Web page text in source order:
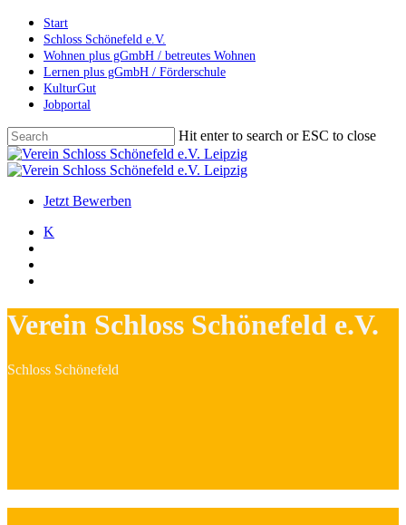
Skip
main
content
Start
Schloss Schönefeld e.V.
Wohnen plus gGmbH / betreutes Wohnen
Lernen plus gGmbH / Förderschule
KulturGut
Jobportal
Hit enter to search or ESC to close
Close
Search
search
account
Menu
Jetzt Bewerben
K
Verein Schloss Schönefeld e.V.
Schloss Schönefeld